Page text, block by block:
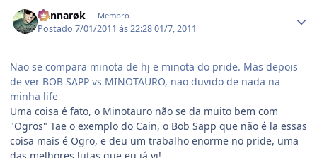
Ðannarøk Membro
Postado7/01/2011 às 22:2801/7, 2011
Nao se compara minota de hj e minota do pride. Mas depois
de ver BOB SAPP vs MINOTAURO, nao duvido de nada na
minha life
Uma coisa é fato, o Minotauro não se da muito bem com
"Ogros" Tae o exemplo do Cain, o Bob Sapp que não é la essas
coisa mais é Ogro, e deu um trabalho enorme no pride, uma
das melhores lutas que eu já vi!